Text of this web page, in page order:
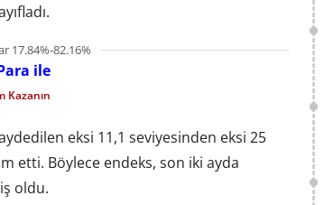
17.84%-82.16%
ile
Kazanın
eksi 11,1 seviyesinden eksi 25
etti. Böylece endeks, son iki ayda
oldu.